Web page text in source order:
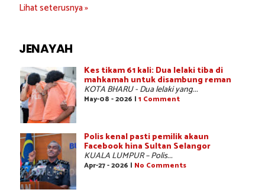
Lihat seterusnya »
JENAYAH
Kes tikam 61 kali: Dua lelaki tiba di
mahkamah untuk disambung reman
KOTA BHARU - Dua lelaki yang...
May-08 - 2026 | 1 Comment
Polis kenal pasti pemilik akaun
Facebook hina Sultan Selangor
KUALA LUMPUR – Polis...
Apr-27 - 2026 | No Comments